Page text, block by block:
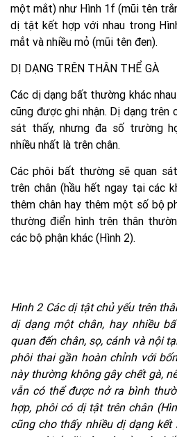
một mắt) như Hình 1f (mũi tên
dị tật kết hợp với nhau trong
mắt và nhiều mỏ (mũi tên đen).
DỊ DẠNG TRÊN THÂN THỂ GÀ
Các dị dạng bất thường khác
cũng được ghi nhận. Dị dạng trên
sát thấy, nhưng đa số trường
nhiều nhất là trên chân.
Các phôi bất thường sẽ quan
trên chân (hầu hết ngay tại các
thêm chân hay thêm một số bộ
thường điển hình trên thân
các bộ phận khác (Hình 2).
Hình 2 Các dị tật chủ yếu trên
dị dạng một chân, hay nhiều
quan đến chân, sọ, cánh và nội
phôi thai gần hoàn chỉnh với
này thường không gây chết gà,
vẫn có thể được nở ra bình
hợp, phôi có dị tật trên chân
cũng cho thấy nhiều dị dạng